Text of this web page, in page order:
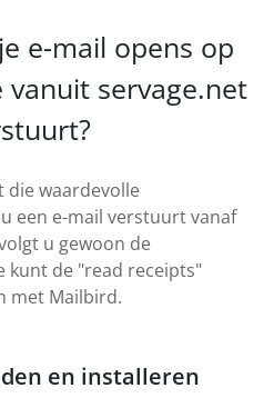
e-mail opens op
servage.net
die waardevolle
een e-mail verstuurt vanaf
u gewoon de
kunt de "read receipts"
met Mailbird.
en installeren